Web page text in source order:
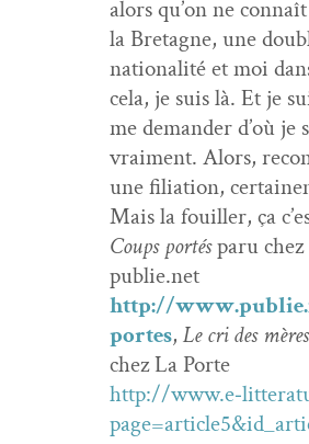
alors qu’on ne
la Bre­tagne, une
nation­al­ité et moi
cela, je suis là. Et je
me deman­der d’où je
vrai­ment. Alors,
une fil­i­a­tion,
Mais la fouiller, ça
Coups portésparu chez
publie.net
http://
portes, Le cri des mères
chez La Porte
http://